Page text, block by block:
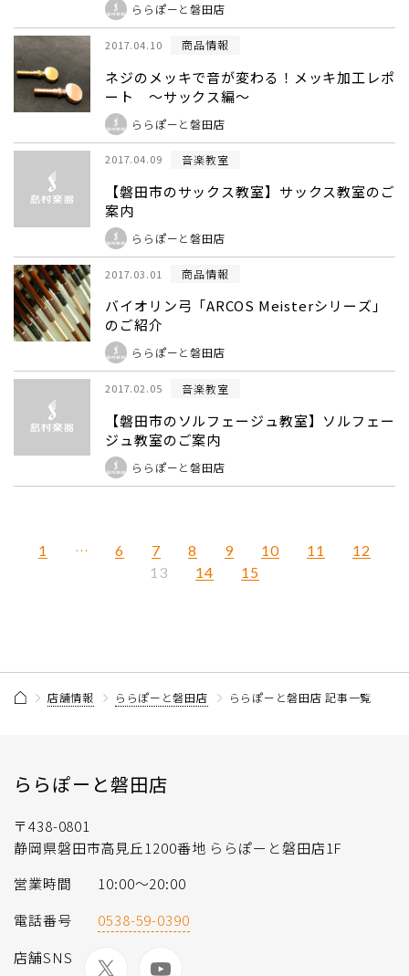
ららぽーと磐田店
2017.04.10 商品情報
ネジのメッキで音が変わる！メッキ加工レポ
ート ～サックス編～
ららぽーと磐田店
2017.04.09 音楽教室
【磐田市のサックス教室】サックス教室のご
案内
ららぽーと磐田店
2017.03.01 商品情報
バイオリン弓「ARCOS Meisterシリーズ」
のご紹介
ららぽーと磐田店
2017.02.05 音楽教室
【磐田市のソルフェージュ教室】ソルフェー
ジュ教室のご案内
ららぽーと磐田店
1 … 6 7 8 9 10 11
12
13
14 15
店舗情報 ららぽーと磐田店 ららぽーと磐田店 記事一覧
ららぽーと磐田店
〒438-0801
静岡県磐田市高見丘1200番地 ららぽーと磐田店1F
営業時間
10:00～20:00
電話番号
0538-59-0390
店舗SNS